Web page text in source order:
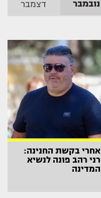
נובמבר דצמבר
אחרי בקשת החנינה:
רני רהב פונה לנשיא
המדינה